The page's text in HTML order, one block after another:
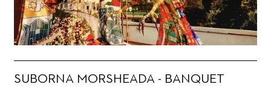
SUBORNA MORSHEADA - BANQUET